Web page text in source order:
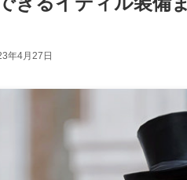
年4月27日